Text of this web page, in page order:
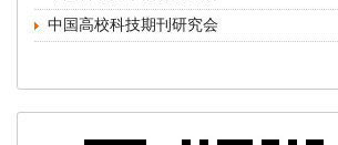
中国高校科技期刊研究会